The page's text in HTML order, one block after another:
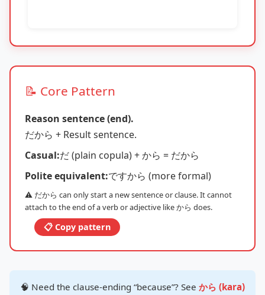
📝 Core Pattern
Reason sentence (end).
だから + Result sentence.
Casual:だ (plain copula) + から = だから
Polite equivalent:ですから (more formal)
⚠️ だから can only start a new sentence or clause. It cannot
attach to the end of a verb or adjective like から does.
📋 Copy pattern
🧠 Need the clause‑ending “because”? See から (kara)